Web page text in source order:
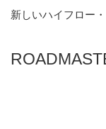
新しいハイフロー